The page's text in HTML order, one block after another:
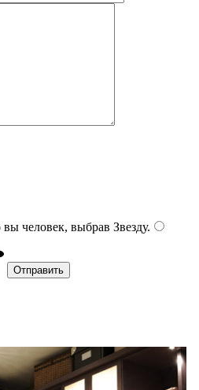
человек, выбрав Звезду.